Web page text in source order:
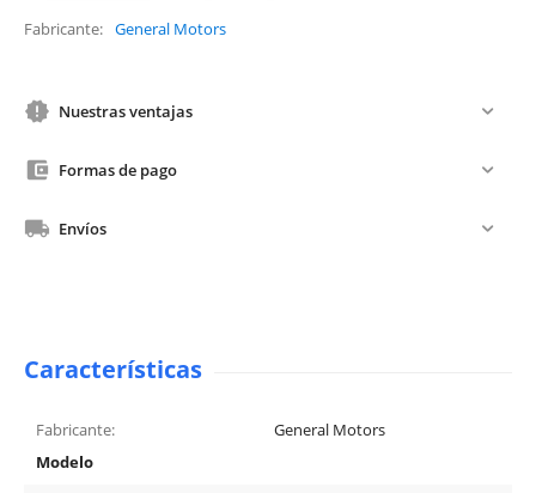
Fabricante General Motors
Nuestras ventajas
Formas de pago
Envíos
Características
Fabricante:
General Motors
Modelo